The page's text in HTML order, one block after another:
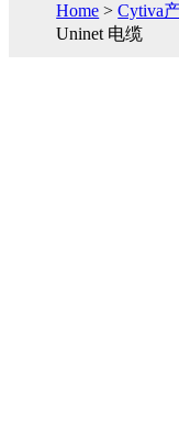
Home >Cytiva
Uninet 电缆